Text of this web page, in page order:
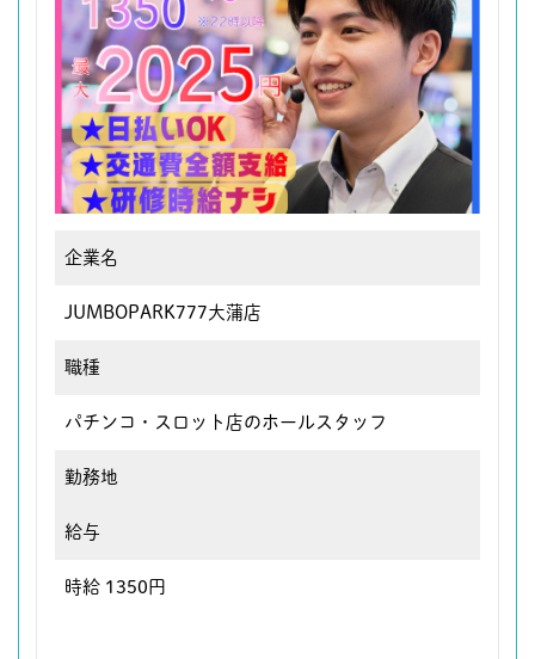
企業名
JUMBOPARK777大蒲店
職種
パチンコ・スロット店のホールスタッフ
勤務地
給与
時給 1350円